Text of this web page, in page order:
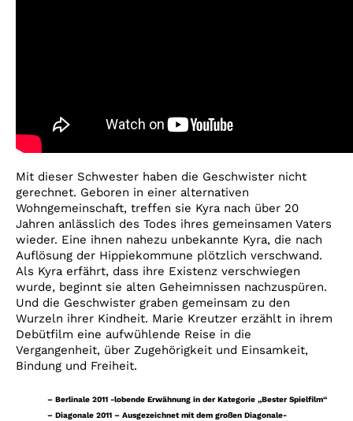
Mit dieser Schwester haben die Geschwister nicht
gerechnet. Geboren in einer alternativen
Wohngemeinschaft, treffen sie Kyra nach über 20
Jahren anlässlich des Todes ihres gemeinsamen Vaters
wieder. Eine ihnen nahezu unbekannte Kyra, die nach
Auflösung der Hippiekommune plötzlich verschwand.
Als Kyra erfährt, dass ihre Existenz verschwiegen
wurde, beginnt sie alten Geheimnissen nachzuspüren.
Und die Geschwister graben gemeinsam zu den
Wurzeln ihrer Kindheit. Marie Kreutzer erzählt in ihrem
Debütfilm eine aufwühlende Reise in die
Vergangenheit, über Zugehörigkeit und Einsamkeit,
Bindung und Freiheit.
– Berlinale 2011 -lobende Erwähnung in der Kategorie „Bester Spielfilm“
– Diagonale 2011 – Ausgezeichnet mit dem großen Diagonale-